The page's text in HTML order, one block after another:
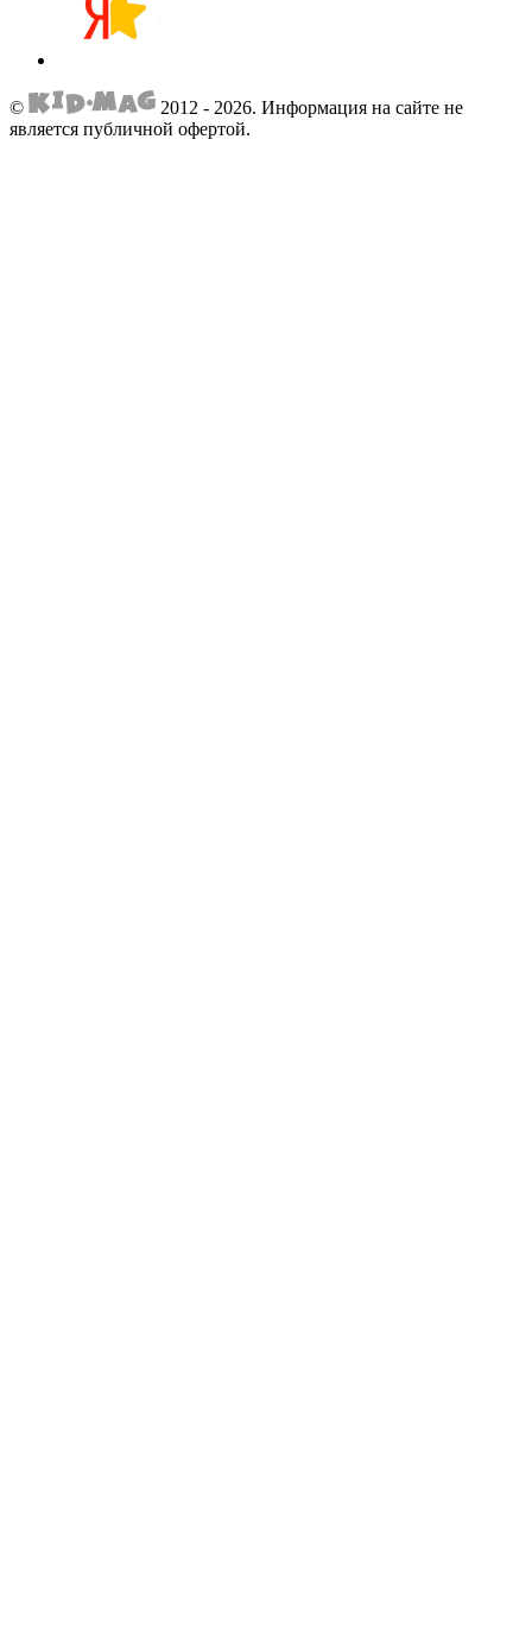
© 2012 - 2026. Информация на сайте не
является публичной офертой.